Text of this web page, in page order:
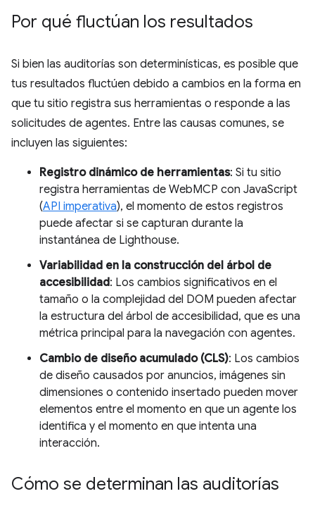
Por qué fluctúan los resultados
Si bien las auditorías son determinísticas, es posible que
tus resultados fluctúen debido a cambios en la forma en
que tu sitio registra sus herramientas o responde a las
solicitudes de agentes. Entre las causas comunes, se
incluyen las siguientes:
Registro dinámico de herramientas: Si tu sitio
registra herramientas de WebMCP con JavaScript
(API imperativa), el momento de estos registros
puede afectar si se capturan durante la
instantánea de Lighthouse.
Variabilidad en la construcción del árbol de
accesibilidad: Los cambios significativos en el
tamaño o la complejidad del DOM pueden afectar
la estructura del árbol de accesibilidad, que es una
métrica principal para la navegación con agentes.
Cambio de diseño acumulado (CLS): Los cambios
de diseño causados por anuncios, imágenes sin
dimensiones o contenido insertado pueden mover
elementos entre el momento en que un agente los
identifica y el momento en que intenta una
interacción.
Cómo se determinan las auditorías